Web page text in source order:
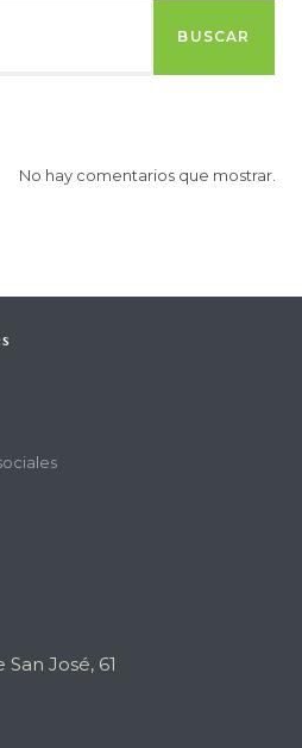
BUSCAR
No hay comentarios que mostrar.
José, 61